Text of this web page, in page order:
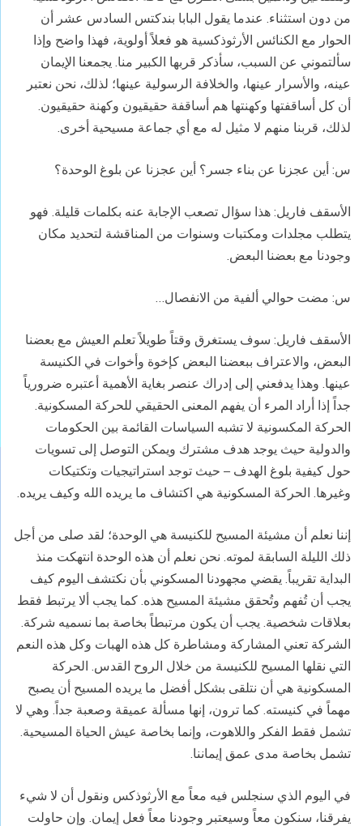
من دون استثناء. عندما يقول البابا بندكتس السادس عشر أن
الحوار مع الكنائس الأرثوذكسية هو فعلاً أولوية، فهذا واضح وإذا
سألتموني عن السبب، سأذكر قربها الكبير منا. يجمعنا الإيمان
عينه، والأسرار عينها، والخلافة الرسولية عينها؛ لذلك، نحن نعتبر
أن كل أساقفتها وكهنتها هم أساقفة حقيقيون وكهنة حقيقيون.
لذلك، قربنا منهم لا مثيل له مع أي جماعة مسيحية أخرى.
س: أين عجزنا عن بناء جسر؟ أين عجزنا عن بلوغ الوحدة؟
الأسقف فاريل: هذا سؤال تصعب الإجابة عنه بكلمات قليلة. فهو
يتطلب مجلدات ومكتبات وسنوات من المناقشة لتحديد مكان
وجودنا مع بعضنا البعض.
س: مضت حوالي ألفية من الانفصال…
الأسقف فاريل: سوف يستغرق وقتاً طويلاً تعلم العيش مع بعضنا
البعض، والاعتراف ببعضنا البعض كإخوة وأخوات في الكنيسة
عينها. وهذا يدفعني إلى إدراك عنصر بغاية الأهمية أعتبره ضرورياً
جداً إذا أراد المرء أن يفهم المعنى الحقيقي للحركة المسكونية.
الحركة المكسونية لا تشبه السياسات القائمة بين الحكومات
والدولية حيث يوجد هدف مشترك ويمكن التوصل إلى تسويات
حول كيفية بلوغ الهدف – حيث توجد استراتيجيات وتكتيكات
وغيرها. الحركة المسكونية هي اكتشاف ما يريده الله وكيف يريده.
إننا نعلم أن مشيئة المسيح للكنيسة هي الوحدة؛ لقد صلى من أجل
ذلك الليلة السابقة لموته. نحن نعلم أن هذه الوحدة انتهكت منذ
البداية تقريباً. يقضي مجهودنا المسكوني بأن نكتشف اليوم كيف
يجب أن تُفهم وتُحقق مشيئة المسيح هذه. كما يجب ألا يرتبط فقط
بعلاقات شخصية. يجب أن يكون مرتبطاً بخاصة بما نسميه شركة.
الشركة تعني المشاركة ومشاطرة كل هذه الهبات وكل هذه النعم
التي نقلها المسيح للكنيسة من خلال الروح القدس. الحركة
المسكونية هي أن نتلقى بشكل أفضل ما يريده المسيح أن يصبح
مهماً في كنيسته. كما ترون، إنها مسألة عميقة وصعبة جداً. وهي لا
تشمل فقط الفكر واللاهوت، وإنما بخاصة عيش الحياة المسيحية.
تشمل بخاصة مدى عمق إيماننا.
في اليوم الذي سنجلس فيه معاً مع الأرثوذكس ونقول أن لا شيء
يفرقنا، سنكون معاً وسيعتبر وجودنا معاً فعل إيمان. وإن حاولت